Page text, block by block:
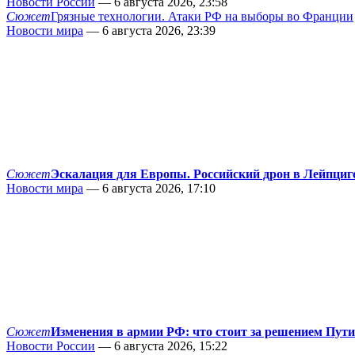
СюжетГрязные технологии. Атаки РФ на выборы во Франции
Новости мира — 6 августа 2026, 23:39
СюжетЭскалация для Европы. Российский дрон в
Новости мира — 6 августа 2026, 17:10
СюжетИзменения в армии РФ: что стоит за решением
Новости России — 6 августа 2026, 15:22